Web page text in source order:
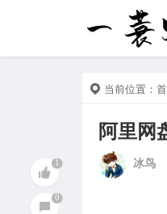
当前位置：
阿里网
冰鸟